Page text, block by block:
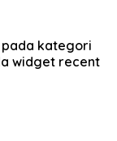
kategori
widget recent